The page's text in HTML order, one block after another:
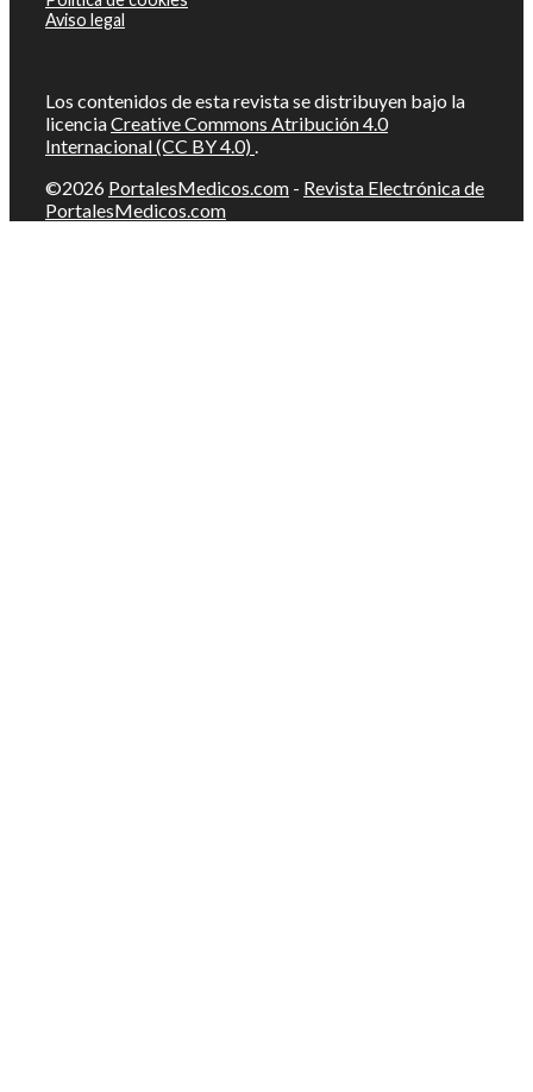
Aviso legal
Los contenidos de esta revista se distribuyen bajo la
licenciaCreative Commons Atribución 4.0
Internacional (CC BY 4.0)
©2026 PortalesMedicos.com - Revista Electrónica de
PortalesMedicos.com